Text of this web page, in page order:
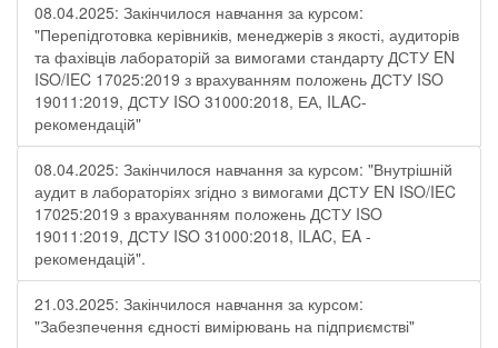
08.04.2025: Закінчилося навчання за курсом:
"Перепідготовка керівників, менеджерів з якості, аудиторів
та фахівців лабораторій за вимогами стандарту ДСТУ EN
ISO/IEC 17025:2019 з врахуванням положень ДСТУ ISO
19011:2019, ДСТУ ISO 31000:2018, ЕА, ILAC-
рекомендацій"
08.04.2025: Закінчилося навчання за курсом: "Внутрішній
аудит в лабораторіях згідно з вимогами ДСТУ EN ISO/IEC
17025:2019 з врахуванням положень ДСТУ ISO
19011:2019, ДСТУ ISO 31000:2018, ILAC, EA -
рекомендацій".
21.03.2025: Закінчилося навчання за курсом:
"Забезпечення єдності вимірювань на підприємстві"